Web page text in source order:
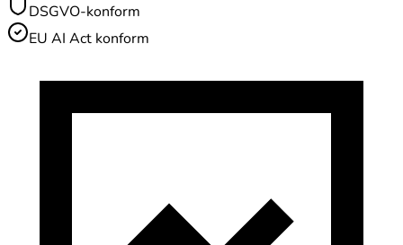
DSGVO-konform
EU AI Act konform